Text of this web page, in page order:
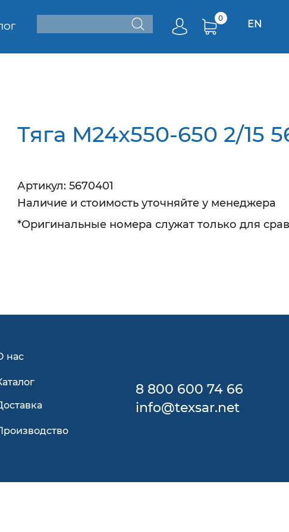
0
EN
Тяга M24x550-650 2/15
Артикул: 5670401
Наличие и стоимость уточняйте у менеджера
*Оригинальные номера служат только для
нас
8 800 600 74 66
info@texsar.net